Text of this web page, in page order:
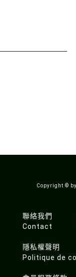
Copyright ©
聯絡我們
Contact
隱私權聲明
Politique de